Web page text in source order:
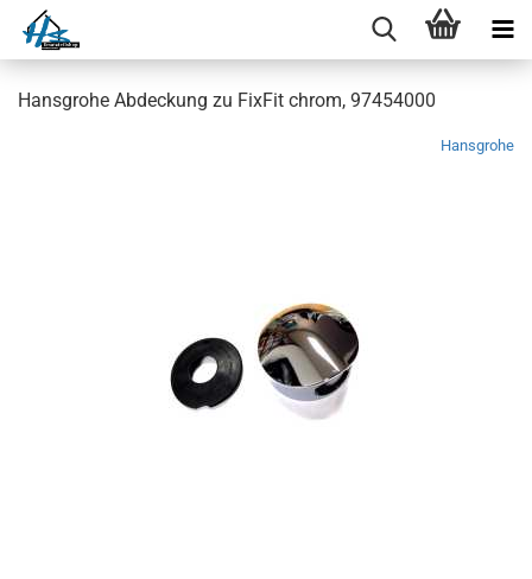
Hansgrohe Abdeckung zu FixFit chrom, 97454000
Hansgrohe